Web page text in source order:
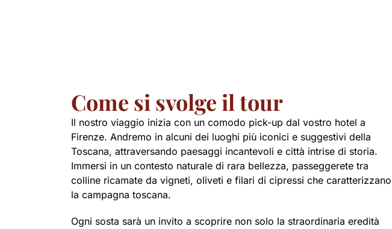
Come si svolge il tour
Il nostro viaggio inizia con un comodo pick-up dal vostro hotel a
Firenze. Andremo in alcuni dei luoghi più iconici e suggestivi della
Toscana, attraversando paesaggi incantevoli e città intrise di storia.
Immersi in un contesto naturale di rara bellezza, passeggerete tra
colline ricamate da vigneti, oliveti e filari di cipressi che caratterizzano
la campagna toscana.
Ogni sosta sarà un invito a scoprire non solo la straordinaria eredità